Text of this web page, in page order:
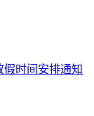
假时间安排通知